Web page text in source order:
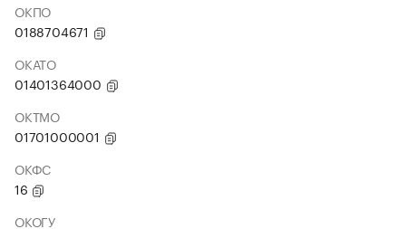
ОКПО
0188704671
ОКАТО
01401364000
ОКТМО
01701000001
ОКФС
16
ОКОГУ